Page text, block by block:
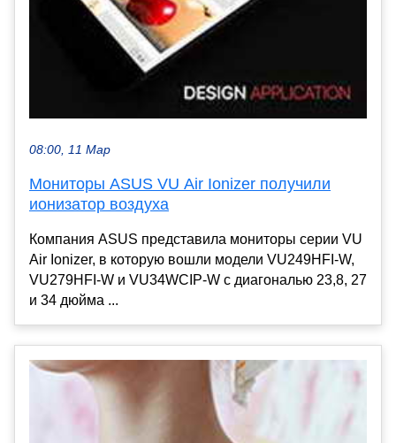
08:00, 11 Мар
Мониторы ASUS VU Air Ionizer получили
ионизатор воздуха
Компания ASUS представила мониторы серии VU
Air Ionizer, в которую вошли модели VU249HFI-W,
VU279HFI-W и VU34WCIP-W с диагональю 23,8, 27
и 34 дюйма ...